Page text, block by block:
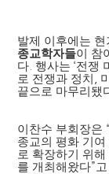
발제 이후에는
종교학자들이 참
다 행사는‘전쟁
로 전쟁과 정치
끝으로 마무리됐
이찬수 부회장은 “
종교의 평화 기
로 확장하기 위
를 개최해왔다”